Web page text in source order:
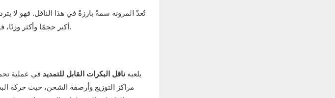
تُعدّ المرونة سمةً بارزةً في هذا الناقل. فهو لا
أكبر حجمًا وأكثر وزنًا، فإنه يتكيف مع الحمولة. هذه القدرة على التكيف تجعله عنصرًا لا غنى عنه في التشغيل السلس لمنشأتك.
يلعبهناقل البكرات القابل للتمديد في عملية
مراكز التوزيع وأرصفة الشحن، حيث حركة